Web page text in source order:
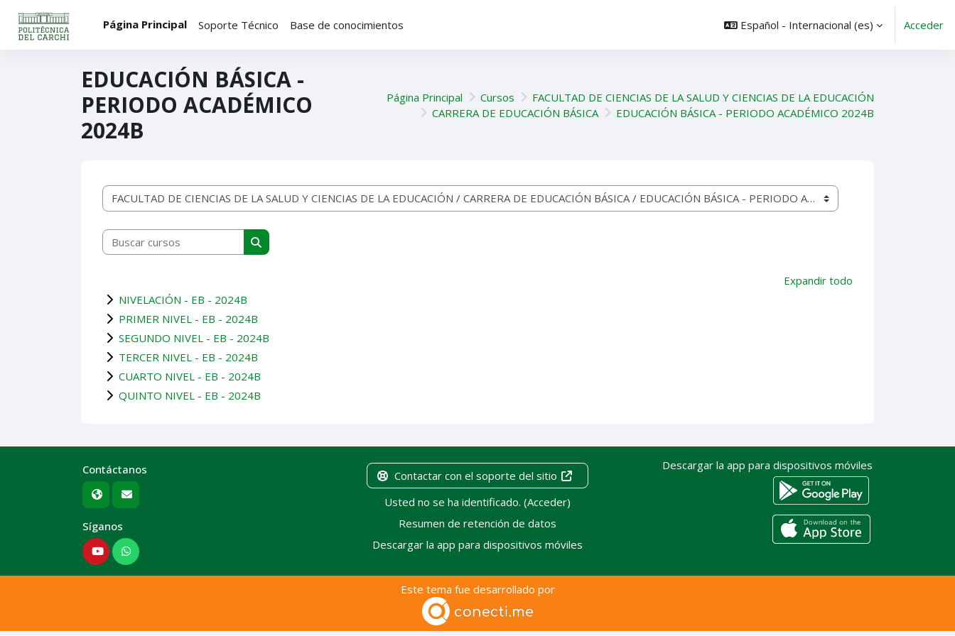
Página Principal
Soporte Técnico Base de conocimientos Español - Internacional ‎(es)‎ Acceder
EDUCACIÓN BÁSICA -
PERIODO ACADÉMICO
2024B
Página Principal Cursos
FACULTAD DE CIENCIAS DE LA SALUD Y CIENCIAS DE LA EDUCACIÓN
CARRERA DE EDUCACIÓN BÁSICA
EDUCACIÓN BÁSICA - PERIODO ACADÉMICO 2024B
Categorías
Buscar cursos
Buscar cursos
Expandir todo
NIVELACIÓN - EB - 2024B
PRIMER NIVEL - EB - 2024B
SEGUNDO NIVEL - EB - 2024B
TERCER NIVEL - EB - 2024B
CUARTO NIVEL - EB - 2024B
QUINTO NIVEL - EB - 2024B
Contáctanos
Síganos
Contactar con el soporte del sitio
Usted no se ha identificado. (Acceder)
Resumen de retención de datos
Descargar la app para dispositivos móviles
Descargar la app para dispositivos móviles
Este tema fue desarrollado por